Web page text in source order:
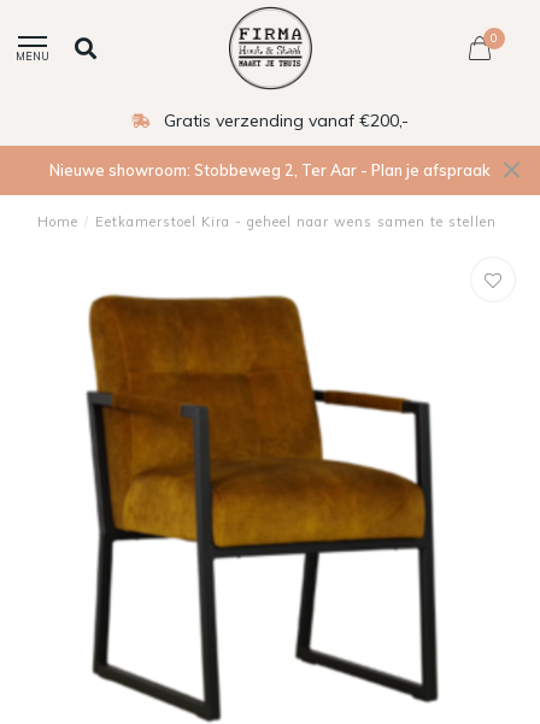
MENU
0
Gratis verzending vanaf €200,-
Nieuwe showroom: Stobbeweg 2, Ter Aar - Plan je afspraak
Home / Eetkamerstoel Kira - geheel naar wens samen te stellen